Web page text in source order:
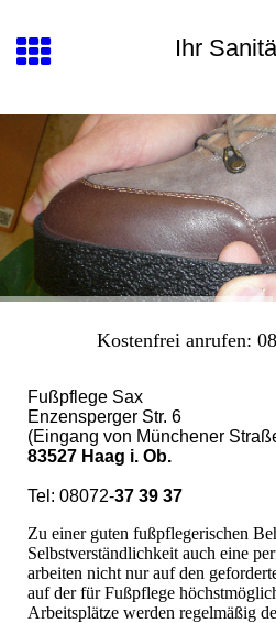
Ihr
Kostenfrei anrufen:
Fußpflege Sax
Enzensperger Str. 6
(Eingang von Münchener
83527 Haag i. Ob.
Tel: 08072-37 39 37
Zu einer guten fußpflegerischen
Selbstverständlichkeit auch eine
arbeiten nicht nur auf den
auf der für Fußpflege
Arbeitsplätze werden regelmäßig